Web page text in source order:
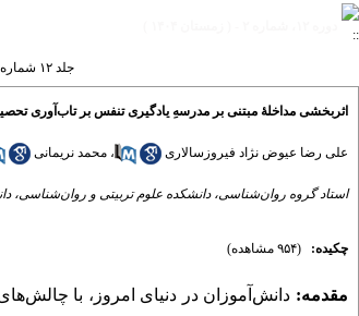
جلد ۱۲ شماره ۲ صفحات ۴۸-۳۷
اثربخشی مداخلۀ مبتنی بر مدرسهِ یادگیری تنفس بر تاب‌آوری
علی رضا عیوض نژاد فیروزسالاری ، محمد نریمانی
استاد گروه روان‌شناسی، دانشکده علوم تربیتی و روان‌شناسی،
چکیده: (۹۵۴ مشاهده)
مقدمه: دانش‌آموزان در دنیای امروز، با